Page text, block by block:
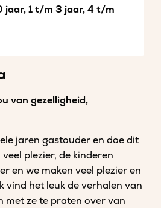
jaar, 1 t/m 3 jaar, 4 t/m
van gezelligheid,
jaren gastouder en doe dit
plezier, de kinderen
en we maken veel plezier en
vind het leuk de verhalen van
met ze te praten over van